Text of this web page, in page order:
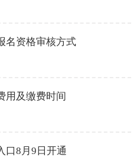
名资格审核方式
用及缴费时间
口8月9日开通